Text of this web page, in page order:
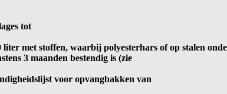
tot
met stoffen, waarbij polyesterhars of op stalen
3 maanden bestendig is (zie
voor opvangbakken van